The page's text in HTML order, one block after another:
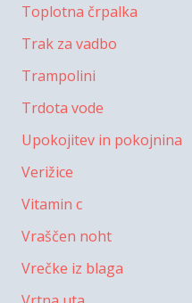
Toplotna črpalka
Trak za vadbo
Trampolini
Trdota vode
Upokojitev in pokojnina
Verižice
Vitamin c
Vraščen noht
Vrečke iz blaga